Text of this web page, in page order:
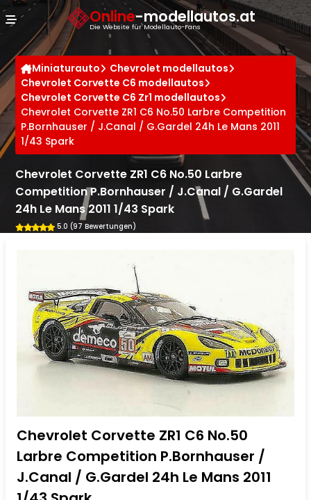
Online-modellautos.at
Die Website für Modellauto-Fans
Miniaturauto
Chevrolet modellautos
Chevrolet Corvette C6 modellautos
Chevrolet Corvette C6 Zr1 modellautos
Chevrolet Corvette ZR1 C6 No.50 Larbre Competition
P.Bornhauser / J.Canal / G.Gardel 24h Le Mans 2011
1/43 Spark
Chevrolet Corvette ZR1 C6 No.50 Larbre
Competition P.Bornhauser / J.Canal / G.Gardel
24h Le Mans 2011 1/43 Spark
5.0 (97 Bewertungen)
Chevrolet Corvette ZR1 C6 No.50
Larbre Competition P.Bornhauser /
J.Canal / G.Gardel 24h Le Mans 2011
Cookie-Einstellungen